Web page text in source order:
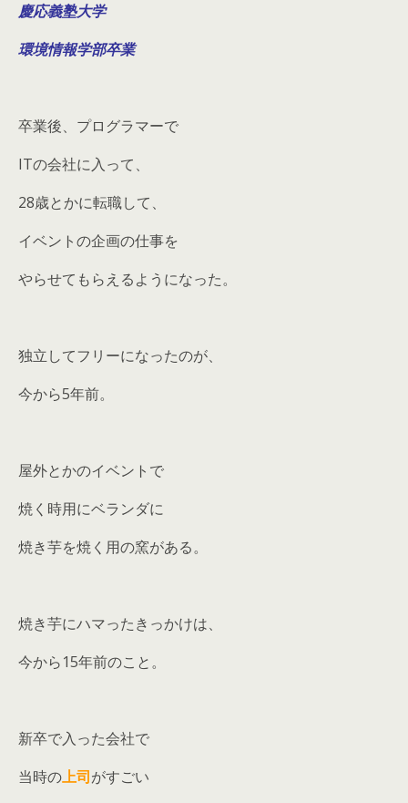
慶応義塾大学
環境情報学部卒業
卒業後、プログラマーで
ITの会社に入って、
28歳とかに転職して、
イベントの企画の仕事を
やらせてもらえるようになった。
独立してフリーになったのが、
今から5年前。
屋外とかのイベントで
焼く時用にベランダに
焼き芋を焼く用の窯がある。
焼き芋にハマったきっかけは、
今から15年前のこと。
新卒で入った会社で
当時の上司がすごい